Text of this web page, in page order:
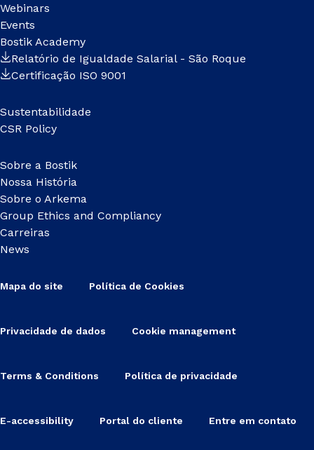
Webinars
Events
Bostik Academy
Relatório de Igualdade Salarial - São Roque
Certificação ISO 9001
Sustentabilidade
CSR Policy
Sobre a Bostik
Nossa História
Sobre o Arkema
Group Ethics and Compliancy
Carreiras
News
Mapa do site Política de Cookies
Privacidade de dados Cookie management
Terms & Conditions Política de privacidade
E-accessibility Portal do cliente Entre em contato